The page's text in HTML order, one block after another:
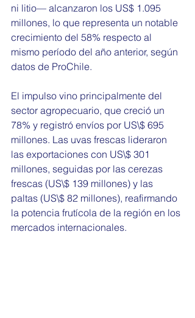
ni litio— alcanzaron los US$ 1.095
millones, lo que representa un notable
crecimiento del 58% respecto al
mismo período del año anterior, según
datos de ProChile.
El impulso vino principalmente del
sector agropecuario, que creció un
78% y registró envíos por US\$ 695
millones. Las uvas frescas lideraron
las exportaciones con US\$ 301
millones, seguidas por las cerezas
frescas (US\$ 139 millones) y las
paltas (US\$ 82 millones), reafirmando
la potencia frutícola de la región en los
mercados internacionales.